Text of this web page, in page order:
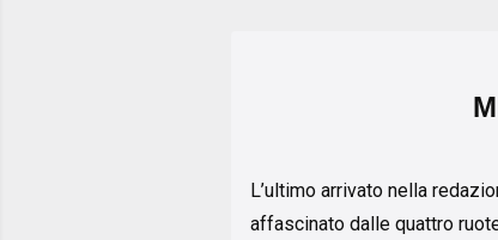
L’ultimo arrivato nella
affascinato dalle quattro